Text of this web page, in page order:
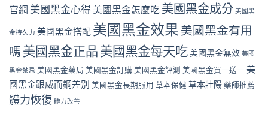
官網 美國黑金心得美國黑金怎麼吃 美國黑金成分 美國黑
金持久力 美國黑金搭配 美國黑金效果 美國黑金有用
嗎 美國黑金正品美國黑金每天吃美國黑金無效 美國
黑金禁忌 美國黑金藥局 美國黑金訂購 美國黑金評測 美國黑金買一送一 美
國黑金跟威而鋼差別 美國黑金長期服用 草本保健 草本壯陽 藥師推薦
體力恢復 體力改善